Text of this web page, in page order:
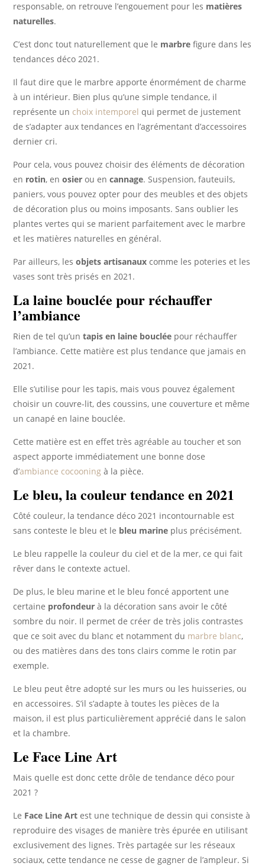
responsable, on retrouve l’engouement pour les matières
naturelles.
C’est donc tout naturellement que le marbre figure dans les
tendances déco 2021.
Il faut dire que le marbre apporte énormément de charme
à un intérieur. Bien plus qu’une simple tendance, il
représente un choix intemporel qui permet de justement
de s’adapter aux tendances en l’agrémentant d’accessoires
dernier cri.
Pour cela, vous pouvez choisir des éléments de décoration
en rotin, enosier ou encannage. Suspension, fauteuils,
paniers, vous pouvez opter pour des meubles et des objets
de décoration plus ou moins imposants. Sans oublier les
plantes vertes qui se marient parfaitement avec le marbre
et les matières naturelles en général.
Par ailleurs, lesobjets artisanaux comme les poteries et les
vases sont très prisés en 2021.
La laine bouclée pour réchauffer
l’ambiance
Rien de tel qu’untapis en laine bouclée pour réchauffer
l’ambiance. Cette matière est plus tendance que jamais en
2021.
Elle s’utilise pour les tapis, mais vous pouvez également
choisir un couvre-lit, des coussins, une couverture et même
un canapé en laine bouclée.
Cette matière est en effet très agréable au toucher et son
aspect apporte immédiatement une bonne dose
d’ambiance cocooning à la pièce.
Le bleu, la couleur tendance en 2021
Côté couleur, la tendance déco 2021 incontournable est
sans conteste le bleu et le bleu marine plus précisément.
Le bleu rappelle la couleur du ciel et de la mer, ce qui fait
rêver dans le contexte actuel.
De plus, le bleu marine et le bleu foncé apportent une
certaine profondeur à la décoration sans avoir le côté
sombre du noir. Il permet de créer de très jolis contrastes
que ce soit avec du blanc et notamment du marbre blanc,
ou des matières dans des tons clairs comme le rotin par
exemple.
Le bleu peut être adopté sur les murs ou les huisseries, ou
en accessoires. S’il s’adapte à toutes les pièces de la
maison, il est plus particulièrement apprécié dans le salon
et la chambre.
Le Face Line Art
Mais quelle est donc cette drôle de tendance déco pour
2021 ?
Le Face Line Art est une technique de dessin qui consiste à
reproduire des visages de manière très épurée en utilisant
exclusivement des lignes. Très partagée sur les réseaux
sociaux, cette tendance ne cesse de gagner de l’ampleur. Si